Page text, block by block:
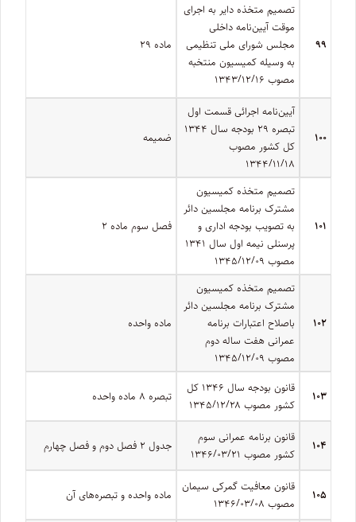
۹۹
تصمیم متخذه دایر به اجرای
موقت آیین‌نامه داخلی
مجلس شورای ملی تنظیمی
به وسیله کمیسیون منتخبه
مصوب ‍۱۳۴۳/۱۲/۱۶
ماده ۲۹
۱۰۰
آیین‌نامه اجرائی قسمت اول
تبصره ۲۹ بودجه سال ۱۳۴۴
کل کشور مصوب
۱۳۴۴/۱۱/۱۸
ضمیمه
۱۰۱
تصمیم متخذه کمیسیون
مشترک برنامه مجلسین دائر
به تصویب بودجه اداری و
پرسنلی نیمه اول سال ۱۳۴۱
مصوب ۱۳۴۵/۱۲/۰۹
فصل سوم ماده ۲
۱۰۲
تصمیم متخذه کمیسیون
مشترک برنامه مجلسین دائر
باصلاح اعتبارات برنامه
عمرانی هفت ساله دوم
مصوب ۱۳۴۵/۱۲/۰۹
ماده ­واحده
۱۰۳
قانون بودجه سال ۱۳۴۶ کل
کشور مصوب ۱۳۴۵/۱۲/۲۸
تبصره ۸ ماده واحده
۱۰۴
قانون برنامه عمرانی سوم
کشور مصوب ۱۳۴۶/۰۳/۲۱
جدول ۲ فصل دوم و فصل چهارم
۱۰۵
قانون معافیت گمرکی سیمان
مصوب ۱۳۴۶/۰۳/۰۸
ماده واحده و تبصره‌های آن